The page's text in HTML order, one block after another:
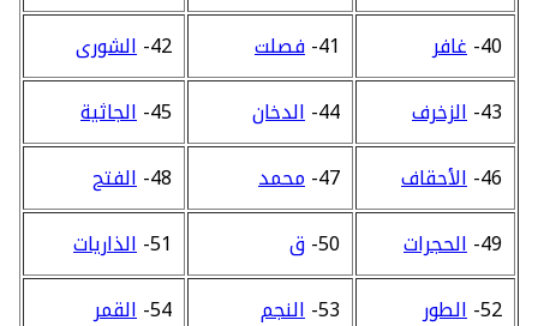
40- غافر 41- فصلت 42- الشورى
43- الزخرف 44- الدخان 45- الجاثية
46- الأحقاف 47- محمد 48- الفتح
49- الحجرات 50- ق 51- الذاريات
52- الطور 53- النجم 54- القمر